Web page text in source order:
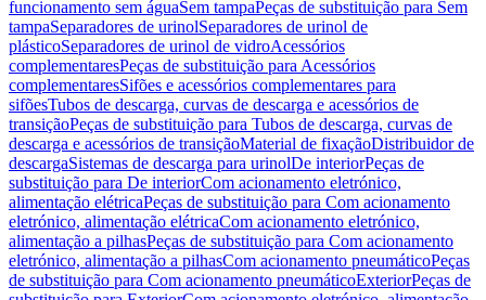
funcionamento sem águaSem tampaPeças de substituição para Sem
tampaSeparadores de urinolSeparadores de urinol de
plásticoSeparadores de urinol de vidroAcessórios
complementaresPeças de substituição para Acessórios
complementaresSifões e acessórios complementares para
sifõesTubos de descarga, curvas de descarga e acessórios de
transiçãoPeças de substituição para Tubos de descarga, curvas de
descarga e acessórios de transiçãoMaterial de fixaçãoDistribuidor de
descargaSistemas de descarga para urinolDe interiorPeças de
substituição para De interiorCom acionamento eletrónico,
alimentação elétricaPeças de substituição para Com acionamento
eletrónico, alimentação elétricaCom acionamento eletrónico,
alimentação a pilhasPeças de substituição para Com acionamento
eletrónico, alimentação a pilhasCom acionamento pneumáticoPeças
de substituição para Com acionamento pneumáticoExteriorPeças de